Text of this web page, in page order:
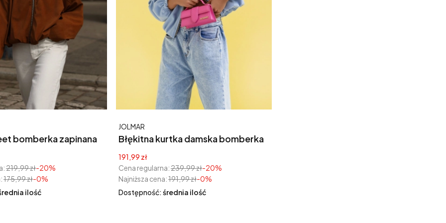
219,99 zł-20%
175,99 zł-0%
ilość
Błękitna kurtka damska bomberka
Producent
JOLMAR
Cena promocyjna
191,99 zł
Cena regularna:239,99 zł-20%
Najniższa cena:191,99 zł-0%
Dostępność: średnia ilość